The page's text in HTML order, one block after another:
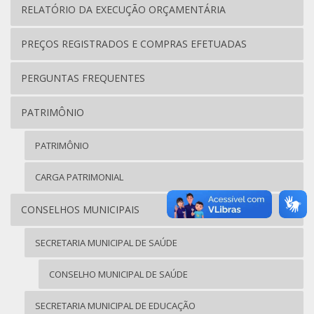
RELATÓRIO DA EXECUÇÃO ORÇAMENTÁRIA
PREÇOS REGISTRADOS E COMPRAS EFETUADAS
PERGUNTAS FREQUENTES
PATRIMÔNIO
PATRIMÔNIO
CARGA PATRIMONIAL
CONSELHOS MUNICIPAIS
SECRETARIA MUNICIPAL DE SAÚDE
CONSELHO MUNICIPAL DE SAÚDE
SECRETARIA MUNICIPAL DE EDUCAÇÃO